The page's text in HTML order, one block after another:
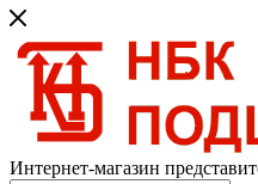
Интернет-магазин